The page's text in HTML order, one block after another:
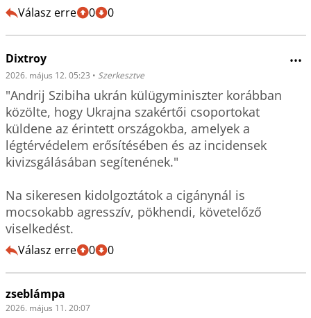
Válasz erre 0 0
Dixtroy •••
2026. május 12. 05:23 • Szerkesztve
"Andrij Szibiha ukrán külügyminiszter korábban
közölte, hogy Ukrajna szakértői csoportokat
küldene az érintett országokba, amelyek a
légtérvédelem erősítésében és az incidensek
kivizsgálásában segítenének."
Na sikeresen kidolgoztátok a cigánynál is
mocsokabb agresszív, pökhendi, követelőző
viselkedést.
Válasz erre 0 0
zseblámpa
2026. május 11. 20:07